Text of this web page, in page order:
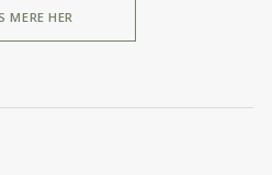
MERE HER